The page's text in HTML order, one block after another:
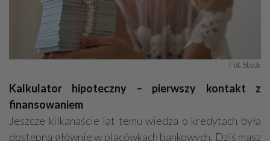
Fot. Stock
Kalkulator hipoteczny – pierwszy kontakt z
finansowaniem
Jeszcze kilkanaście lat temu wiedza o kredytach była
dostępna głównie w placówkach bankowych. Dziś masz